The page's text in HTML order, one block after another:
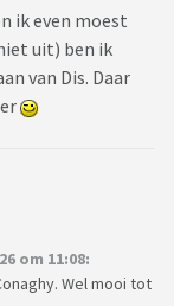
ik even moest
uit) ben ik
van Dis. Daar
om 11:08:
Wel mooi tot